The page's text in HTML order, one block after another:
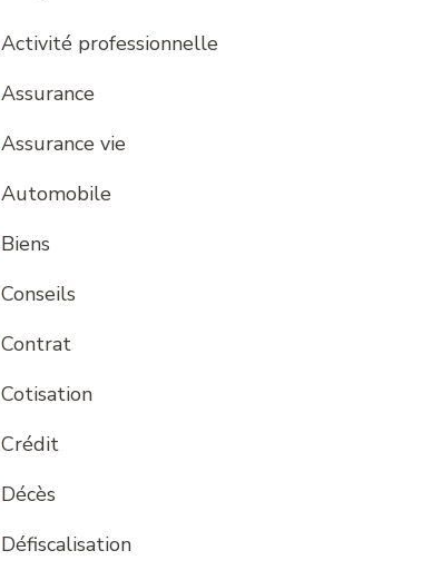
Activité professionnelle
Assurance
Assurance vie
Automobile
Biens
Conseils
Contrat
Cotisation
Crédit
Décès
Défiscalisation